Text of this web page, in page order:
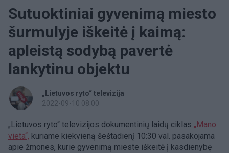
Sutuoktiniai gyvenimą miesto
šurmulyje iškeitė į kaimą:
apleistą sodybą pavertė
lankytinu objektu
„Lietuvos ryto“ televizija
2022-09-10 08:00
„Lietuvos ryto“ televizijos dokumentinių laidų ciklas „Mano
vieta“, kuriame kiekvieną šeštadienį 10:30 val. pasakojama
apie žmones, kurie gyvenimą mieste iškeitė į kasdienybę